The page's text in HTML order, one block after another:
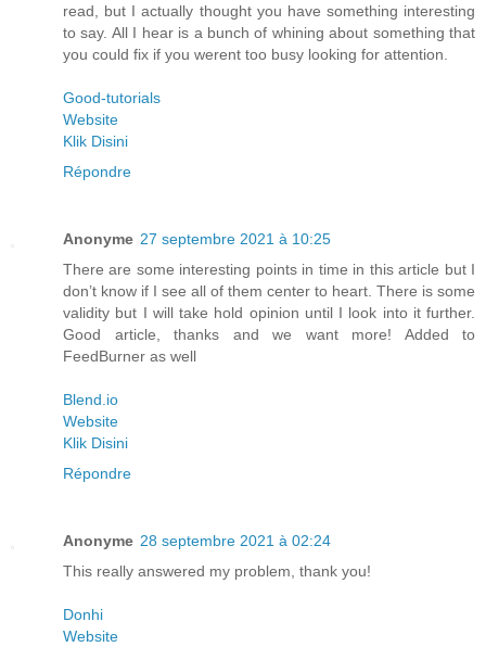
read, but I actually thought you have something interesting
to say. All I hear is a bunch of whining about something that
you could fix if you werent too busy looking for attention.
Good-tutorials
Website
Klik Disini
Répondre
Anonyme 27 septembre 2021 à 10:25
There are some interesting points in time in this article but I
don’t know if I see all of them center to heart. There is some
validity but I will take hold opinion until I look into it further.
Good article, thanks and we want more! Added to
FeedBurner as well
Blend.io
Website
Klik Disini
Répondre
Anonyme 28 septembre 2021 à 02:24
This really answered my problem, thank you!
Donhi
Website